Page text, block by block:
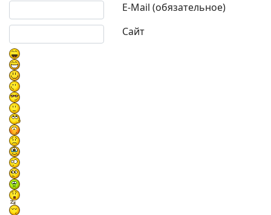
E-Mail (обязательное)
Сайт